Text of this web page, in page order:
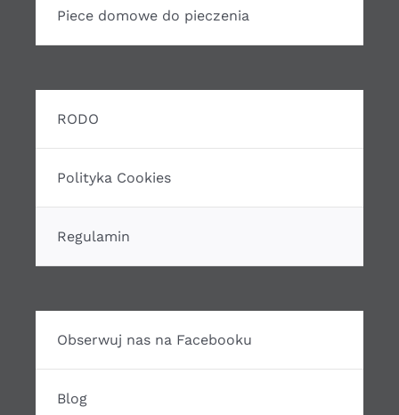
Piece domowe do pieczenia
RODO
Polityka Cookies
Regulamin
Obserwuj nas na Facebooku
Blog